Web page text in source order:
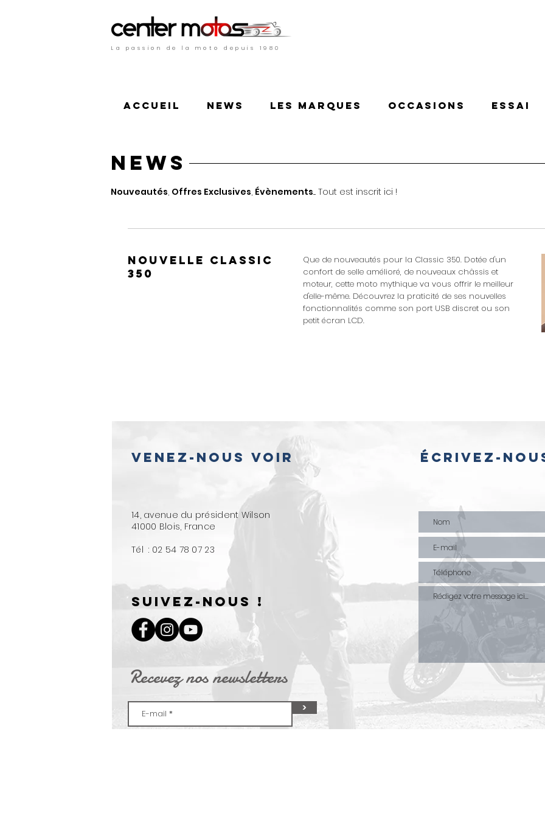
La passion de la moto depuis 1980
Accueil News Les Marques Occasions Essai
NEWs
Nouveautés, Offres Exclusives, Évènements.... Tout est inscrit ici !
NOUVELLE CLASSIC
350
Que de nouveautés pour la Classic 350. Dotée d'un
confort de selle amélioré, de nouveaux châssis et
moteur, cette moto mythique va vous offrir le meilleur
d'elle-même. Découvrez la praticité de ses nouvelles
fonctionnalités comme son port USB discret ou son
petit écran LCD.
Venez-nous voir
14, avenue du président Wilson
41000 Blois, France
Tél : 02 54 78 07 23
Suivez-nous !
Recevez nos newsletters
Écrivez-
>